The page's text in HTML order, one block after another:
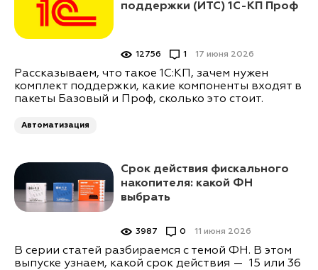
поддержки (ИТС) 1С-КП Проф
17 июня 2026
12756 1
Рассказываем, что такое 1С:КП, зачем нужен
комплект поддержки, какие компоненты входят в
пакеты Базовый и Проф, сколько это стоит.
Автоматизация
Срок действия фискального
накопителя: какой ФН
выбрать
11 июня 2026
3987 0
В серии статей разбираемся с темой ФН. В этом
выпуске узнаем, какой срок действия — 15 или 36